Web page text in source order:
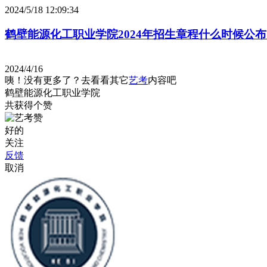
2024/5/18 12:09:34
鹤壁能源化工职业学院2024年招生章程什么时候公
2024/4/16
咦！没有更多了？去看看其它艺考内容吧
鹤壁能源化工职业学院
共获得个赞
好的
关注
反馈
取消